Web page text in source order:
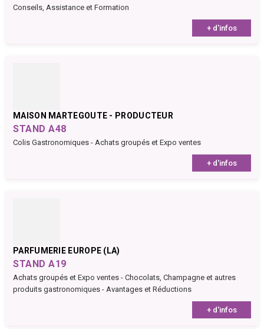
Conseils, Assistance et Formation
+ d'infos
MAISON MARTEGOUTE - PRODUCTEUR
STAND A48
Colis Gastronomiques - Achats groupés et Expo ventes
+ d'infos
PARFUMERIE EUROPE (LA)
STAND A19
Achats groupés et Expo ventes - Chocolats, Champagne et autres
produits gastronomiques - Avantages et Réductions
+ d'infos